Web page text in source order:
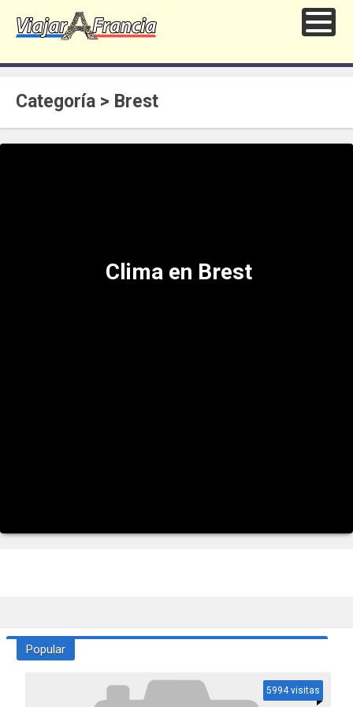
Categoría > Brest
Clima en Brest
Popular
5994 visitas